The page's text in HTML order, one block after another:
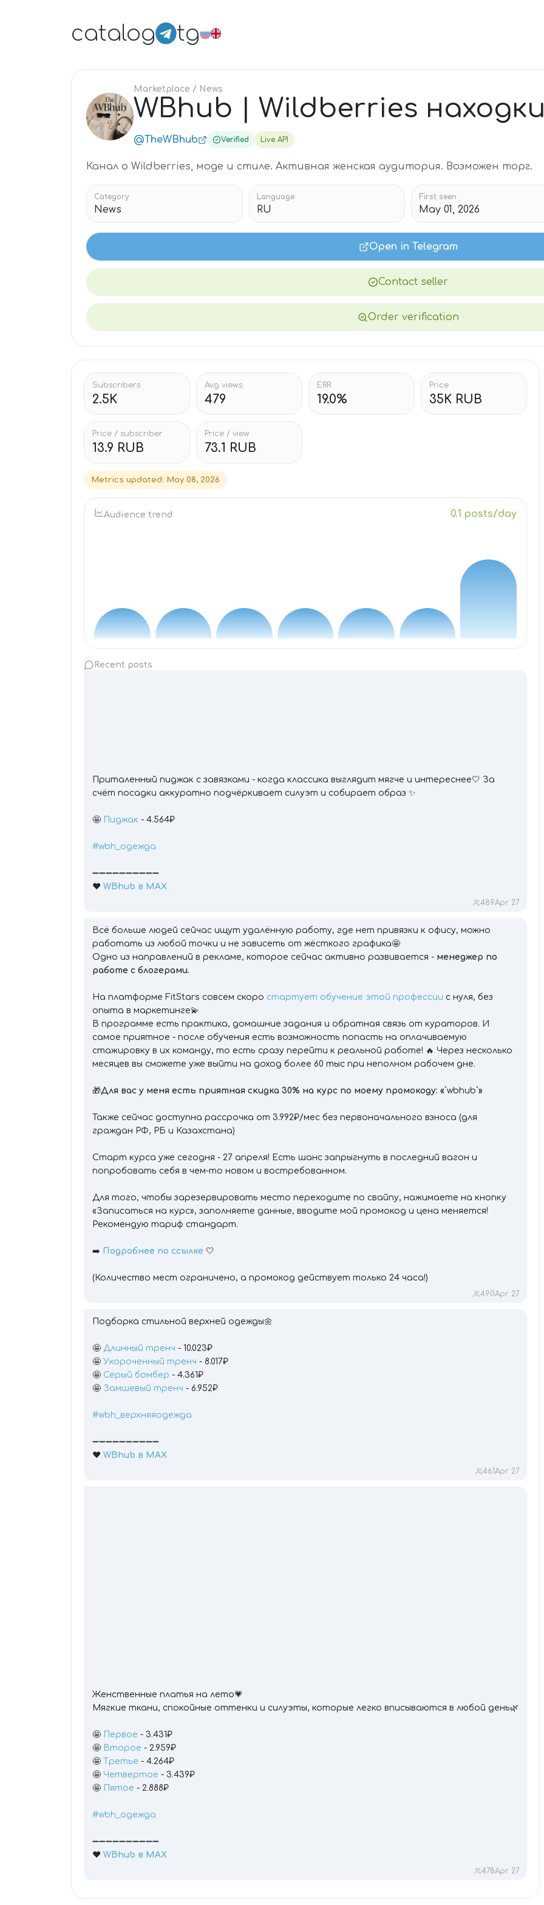
catalog tg
WB
Marketplace / News
WBhub | Wildberries находки
@TheWBhub Verified Live API
Канал о Wildberries, моде и стиле. Активная женская аудитория. Возможен торг.
Category
News
Language
RU
First seen
May 01, 2026
Open in Telegram
Contact seller
Order verification
Subscribers
2.5K
Avg views
479
ERR
19.0%
Price
35K RUB
Price / subscriber
13.9 RUB
Price / view
73.1 RUB
Metrics updated: May 08, 2026
Audience trend 0.1 posts/day
Recent posts
Приталенный пиджак с завязками - когда классика выглядит мягче и интереснее🤍 За
счёт посадки аккуратно подчёркивает силуэт и собирает образ ✨
🤩 Пиджак - 4.564₽
#wbh_одежда
➖➖➖➖➖➖➖➖➖➖
❤️ WBhub в МАХ
489Apr 27
Всё больше людей сейчас ищут удалённую работу, где нет привязки к офису, можно
работать из любой точки и не зависеть от жёсткого графика🤩
Одно из направлений в рекламе, которое сейчас активно развивается - менеджер по
работе с блогерами.
На платформе FitStars совсем скоро стартует обучение этой профессии с нуля, без
опыта в маркетинге💫
В программе есть практика, домашние задания и обратная связь от кураторов. И
самое приятное - после обучения есть возможность попасть на оплачиваемую
стажировку в их команду, то есть сразу перейти к реальной работе! 🔥 Через несколько
месяцев вы сможете уже выйти на доход более 60 тыс при неполном рабочем дне.
🎁Для вас у меня есть приятная скидка 30% на курс по моему промокоду: «`wbhub`»
Также сейчас доступна рассрочка от 3.992₽/мес без первоначального взноса (для
граждан РФ, РБ и Казахстана)
Старт курса уже сегодня - 27 апреля! Есть шанс запрыгнуть в последний вагон и
попробовать себя в чем-то новом и востребованном.
Для того, чтобы зарезервировать место переходите по свайпу, нажимаете на кнопку
«Записаться на курс», заполняете данные, вводите мой промокод и цена меняется!
Рекомендую тариф стандарт.
➡️ Подробнее по ссылке 🤍
(Количество мест ограничено, а промокод действует только 24 часа!)
490Apr 27
Подборка стильной верхней одежды🌼
🤩 Длинный тренч - 10.023₽
🤩 Укороченный тренч - 8.017₽
🤩 Серый бомбер - 4.361₽
🤩 Замшевый тренч - 6.952₽
#wbh_верхняяодежда
➖➖➖➖➖➖➖➖➖➖
❤️ WBhub в МАХ
461Apr 27
Женственные платья на лето💗
Мягкие ткани, спокойные оттенки и силуэты, которые легко вписываются в любой день🌿
🤩 Первое - 3.431₽
🤩 Второе - 2.959₽
🤩
Третье - 4.264₽
🤩 Четвертое - 3.439₽
🤩
Пятое - 2.888₽
#wbh_одежда
➖➖➖➖➖➖➖➖➖➖
❤️ WBhub в МАХ
478Apr 27